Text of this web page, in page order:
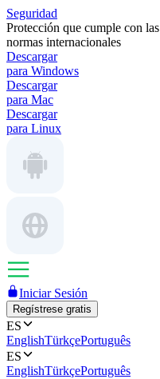
Seguridad
Protección que cumple con las
normas internacionales
Descargar
para Windows
Descargar
para Mac
Descargar
para Linux
Iniciar Sesión
Regístrese gratis
ES
EnglishTürkçePortuguês
ES
EnglishTürkçePortuguês